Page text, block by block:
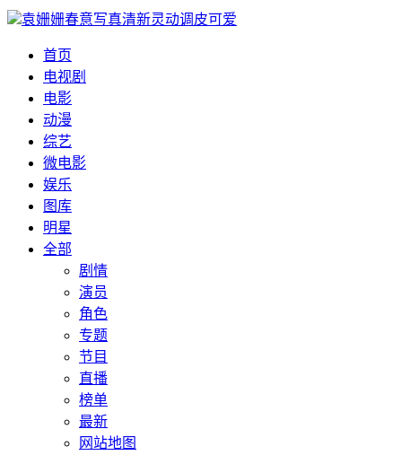
袁姗姗春意写真清新灵动调皮可爱
首页
电视剧
电影
动漫
综艺
微电影
娱乐
图库
明星
全部
剧情
演员
角色
专题
节目
直播
榜单
最新
网站地图